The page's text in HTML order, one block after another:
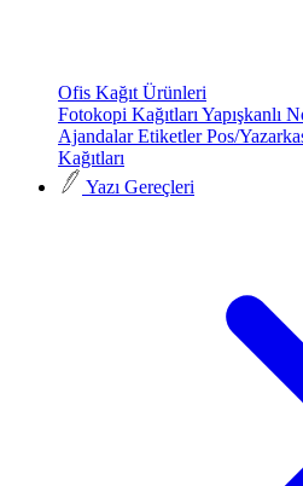
Ofis Kağıt Ürünleri
Fotokopi Kağıtları Yapışkanlı
AjandalarEtiketlerPos/
Kağıtları
Yazı Gereçleri